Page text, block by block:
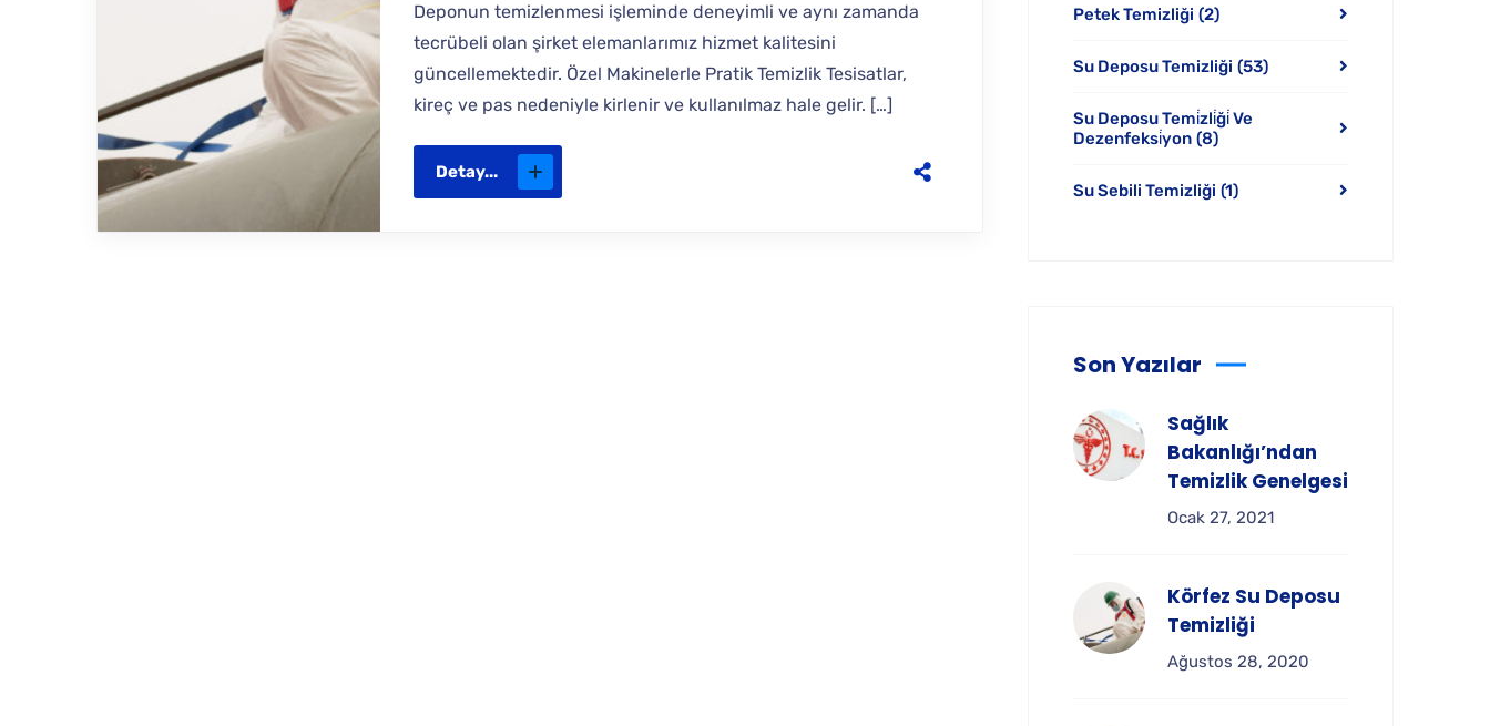
Deponun temizlenmesi işleminde deneyimli ve aynı zamanda
tecrübeli olan şirket elemanlarımız hizmet kalitesini
güncellemektedir. Özel Makinelerle Pratik Temizlik Tesisatlar,
kireç ve pas nedeniyle kirlenir ve kullanılmaz hale gelir. […]
Detay...
Petek Temizliği (2)
Su Deposu Temizliği (53)
Su Deposu Temi̇zli̇ği̇ Ve
Dezenfeksi̇yon (8)
Su Sebili Temizliği (1)
Son Yazılar
Sağlık
Bakanlığı’ndan
Temizlik Genelgesi
Ocak 27, 2021
Körfez Su Deposu
Temizliği
Ağustos 28, 2020